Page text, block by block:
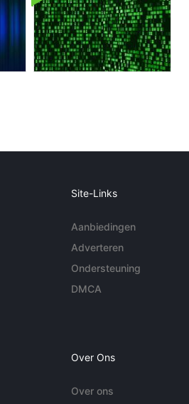
Site-Links
Aanbiedingen
Adverteren
Ondersteuning
DMCA
Over Ons
Over ons